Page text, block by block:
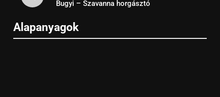
Bugyi – Szavanna horgásztó
Alapanyagok